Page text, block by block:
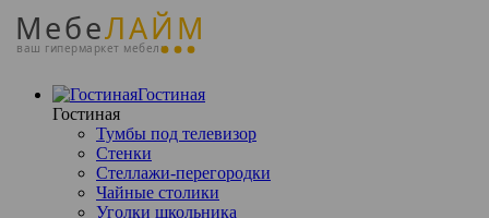
МебеЛАЙМ
ваш гипермаркет мебели
Гостиная
Гостиная
Тумбы под телевизор
Стенки
Стеллажи-перегородки
Чайные столики
Уголки школьника